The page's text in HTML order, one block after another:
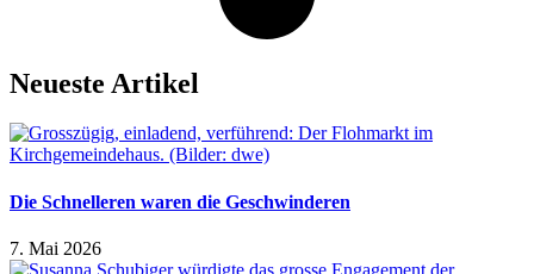
Neueste Artikel
Die Schnelleren waren die Geschwinderen
7. Mai 2026